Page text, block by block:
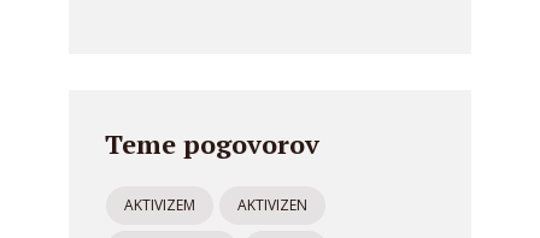
Teme pogovorov
AKTIVIZEM AKTIVIZEN